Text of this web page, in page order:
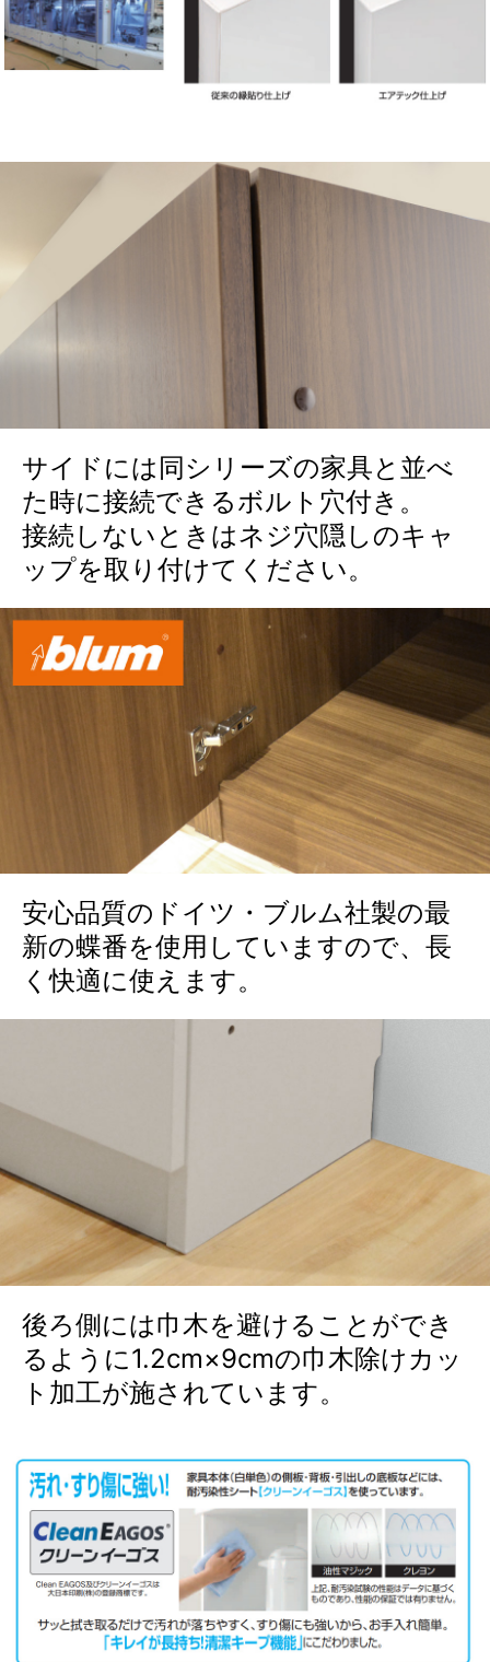
サイドには同シリーズの家具と並べ
た時に接続できるボルト穴付き。
接続しないときはネジ穴隠しのキャ
ップを取り付けてください。
安心品質のドイツ・ブルム社製の最
新の蝶番を使用していますので、長
く快適に使えます。
後ろ側には巾木を避けることができ
るように1.2cm×9cmの巾木除けカッ
ト加工が施されています。